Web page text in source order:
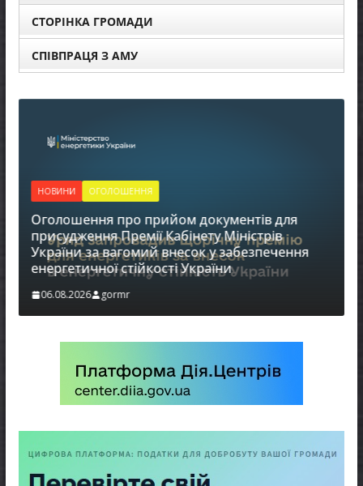
СТОРІНКА ГРОМАДИ
СПІВПРАЦЯ З АМУ
НОВИНИ ОГОЛОШЕННЯ
Оголошення про прийом документів для
присудження Премії Кабінету Міністрів
України за вагомий внесок у забезпечення
енергетичної стійкості України
06.08.2026 gormr